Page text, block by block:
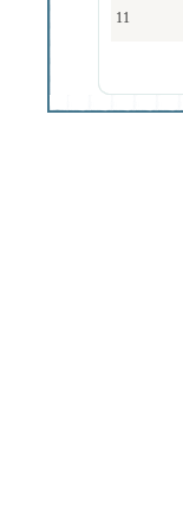
11